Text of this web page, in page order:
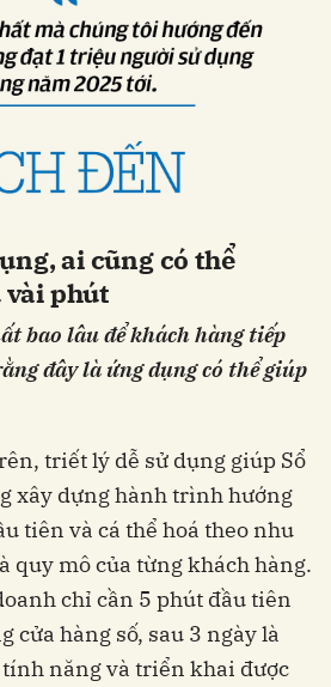
ai cũng có thể
vài phút
bao lâu để khách hàng tiếp
đây là ứng dụng có thể giúp
triết lý dễ sử dụng giúp Sổ
xây dựng hành trình hướng
tiên và cá thể hoá theo nhu
quy mô của từng khách hàng.
chỉ cần 5 phút đầu tiên
cửa hàng số, sau 3 ngày là
năng và triển khai được